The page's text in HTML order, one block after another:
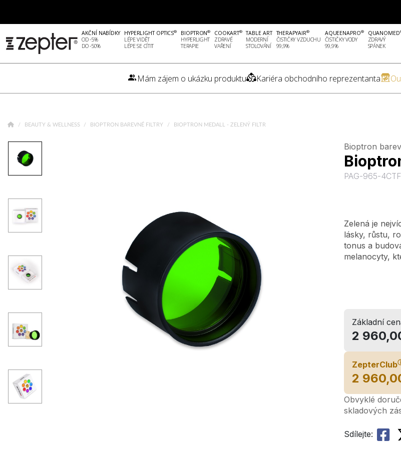
AKČNÍ NABÍDKY
OD -5%
DO -50%
HYPERLIGHT OPTICS®
LÉPE VIDĚT
LÉPE SE CÍTIT
BIOPTRON®
HYPERLIGHT
TERAPIE
COOKART®
ZDRAVÉ
VAŘENÍ
TABLE ART
MODERNÍ
STOLOVÁNÍ
THERAPYAIR®
ČISTIČKY VZDUCHU
99,9%
AQUEENAPRO®
ČISTIČKY VODY
99,9%
QUANOMED
ZDRAVÝ
SPÁNEK
Mám zájem o ukázku produktu Kariéra obchodního reprezentanta
BEAUTY & WELLNESS BIOPTRON BAREVNÉ FILTRY BIOPTRON MEDALL - ZELENÝ FILTR
Bioptron
PAG-965-4CTF
Zelená je
lásky, růstu,
tonus a
melanocyty,
Základní
2
ZepterClub
2
Obvyklé
skladových
Sdílejte: